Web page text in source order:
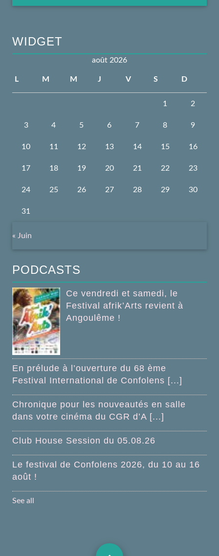
WIDGET
août 2026
L M M J V S D
1 2
3 4 5 6 7 8 9
10 11 12 13 14 15 16
17 18 19 20 21 22 23
24 25 26 27 28 29 30
31
« Juin
PODCASTS
Ce vendredi et samedi, le
Festival afrik’Arts revient à
Angoulême !
En prélude à l’ouverture du 68 ème
Festival International de Confolens [...]
Chronique pour les nouveautés en salle
dans votre cinéma du CGR d’A [...]
Club House Session du 05.08.26
Le festival de Confolens 2026, du 10 au 16
août !
See all